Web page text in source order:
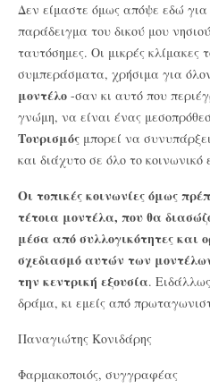
Δεν είμαστε όμως απόψε εδώ
παράδειγμα του δικού μου
ταυτόσημες. Οι μικρές
συμπεράσματα, χρήσιμα για
μοντέλο -σαν κι αυτό που
γνώμη, να είναι ένας
Τουρισμός μπορεί να
και διάχυτο σε όλο το κοινωνικό
Οι τοπικές κοινωνίες όμως
τέτοια μοντέλα, που θα
μέσα από συλλογικότητες και
σχεδιασμό αυτών των
την κεντρική εξουσία.
δράμα, κι εμείς από
Παναγιώτης Κονιδάρης
Φαρμακοποιός, συγγραφέας